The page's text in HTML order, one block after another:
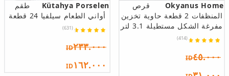
Okyanus Home
قرص
المنظفات 2 قطعة حاوية تخزين
مفرغة الشكل مستطيلة 3.1 لتر
(414)
ID٤٥.٠٠٠
Kütahya Porselen
طقم
أواني الطعام سيلفيا 24 قطعة
(631)
ID٢٣٣.٠٠٠
ID١٦٢.٠٠٠